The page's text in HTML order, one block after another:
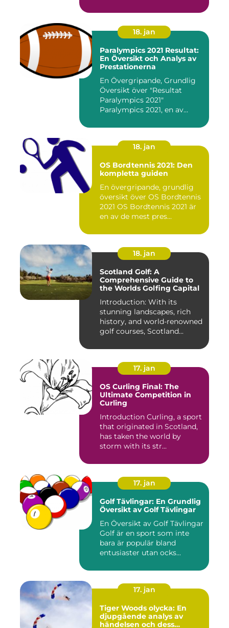
18. jan
Paralympics 2021 Resultat:
En Översikt och Analys av
Prestationerna
En Övergripande, Grundlig
Översikt över "Resultat
Paralympics 2021"
Paralympics 2021, en av
18. jan
OS Bordtennis 2021: Den
kompletta guiden
En övergripande, grundlig
översikt över OS Bordtennis
2021 OS Bordtennis 2021 är
en av de mest pres...
18. jan
Scotland Golf: A
Comprehensive Guide to
the Worlds Golfing Capital
Introduction: With its
stunning landscapes, rich
history, and world-renowned
golf courses, Scotland...
17. jan
OS Curling Final: The
Ultimate Competition in
Curling
Introduction Curling, a sport
that originated in Scotland,
has taken the world by
storm with its str...
17. jan
Golf Tävlingar: En Grundlig
Översikt av Golf Tävlingar
En Översikt av Golf Tävlingar
Golf är en sport som inte
bara är populär bland
entusiaster utan ocks...
17. jan
Tiger Woods olycka: En
djupgående analys av
händelsen och dess